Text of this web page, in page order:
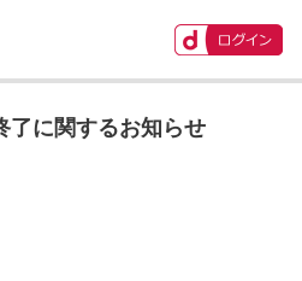
了に関するお知らせ